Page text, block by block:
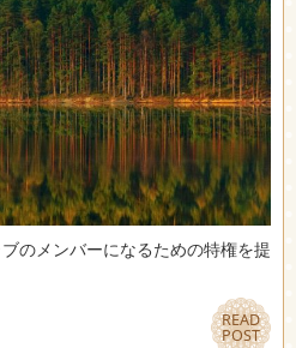
のメンバーになるための特権を提
READ
POST
READ
POST